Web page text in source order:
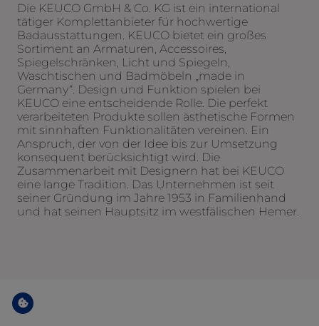
Die KEUCO GmbH & Co. KG ist ein international
tätiger Komplettanbieter für hochwertige
Badausstattungen. KEUCO bietet ein großes
Sortiment an Armaturen, Accessoires,
Spiegelschränken, Licht und Spiegeln,
Waschtischen und Badmöbeln „made in
Germany“. Design und Funktion spielen bei
KEUCO eine entscheidende Rolle. Die perfekt
verarbeiteten Produkte sollen ästhetische Formen
mit sinnhaften Funktionalitäten vereinen. Ein
Anspruch, der von der Idee bis zur Umsetzung
konsequent berücksichtigt wird. Die
Zusammenarbeit mit Designern hat bei KEUCO
eine lange Tradition. Das Unternehmen ist seit
seiner Gründung im Jahre 1953 in Familienhand
und hat seinen Hauptsitz im westfälischen Hemer.